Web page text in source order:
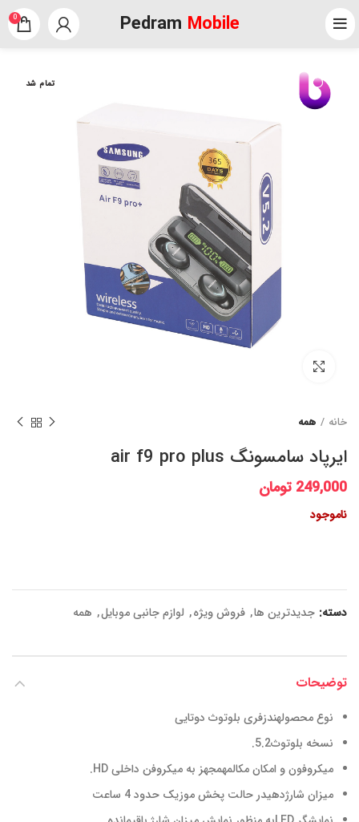
Pedram Mobile
0
تمام شد
خانه همه
ایرپاد سامسونگ air f9 pro plus
249,000 تومان
ناموجود
دسته: جدیدترین ها, فروش ویژه, لوازم جانبی موبایل, همه
توضیحات
نوع محصولهندزفری بلوتوث دوتایی
نسخه بلوتوث5.2.
میکروفون و امکان مکالمهمجهز به میکروفن داخلی HD.
میزان شارژدهیدر حالت پخش موزیک حدود 4 ساعت